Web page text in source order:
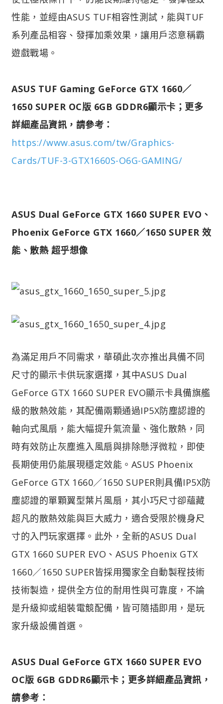
性能，並經由ASUS TUF相容性測試，能與TUF
系列產品相容、發揮加乘效果，讓用戶恣意稱霸
遊戲戰場。
ASUS TUF Gaming GeForce GTX 1660／
1650 SUPER OC版 6GB GDDR6顯示卡；更多
詳細產品資訊，請參考：
https://www.asus.com/tw/Graphics-
Cards/TUF-3-GTX1660S-O6G-GAMING/
ASUS Dual GeForce GTX 1660 SUPER EVO、
Phoenix GeForce GTX 1660／1650 SUPER 效
能、散熱 超乎想像
為滿足用戶不同需求，華碩此次亦推出具備不同
尺寸的顯示卡供玩家選擇，其中ASUS Dual
GeForce GTX 1660 SUPER EVO顯示卡具備旗艦
級的散熱效能，其配備兩顆通過IP5X防塵認證的
軸向式風扇，能大幅提升氣流量、強化散熱，同
時有效防止灰塵進入風扇與排除懸浮微粒，即使
長期使用仍能展現穩定效能。ASUS Phoenix
GeForce GTX 1660／1650 SUPER則具備IP5X防
塵認證的單顆翼型葉片風扇，其小巧尺寸卻蘊藏
超凡的散熱效能與巨大威力，適合受限於機身尺
寸的入門玩家選擇。此外，全新的ASUS Dual
GTX 1660 SUPER EVO、ASUS Phoenix GTX
1660／1650 SUPER皆採用獨家全自動製程技術
技術製造，提供全方位的耐用性與可靠度，不論
是升級抑或組裝電競配備，皆可隨插即用，是玩
家升級設備首選。
ASUS Dual GeForce GTX 1660 SUPER EVO
OC版 6GB GDDR6顯示卡；更多詳細產品資訊，
請參考：